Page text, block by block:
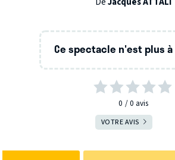
Ce spectacle n'est plus à
0 0 avis
VOTRE AVIS